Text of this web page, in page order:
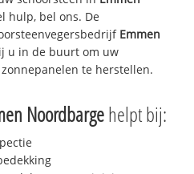
hulp, bel ons. De
Emmen
u in de buurt om uw
te herstellen.
Noordbargehelpt bij: